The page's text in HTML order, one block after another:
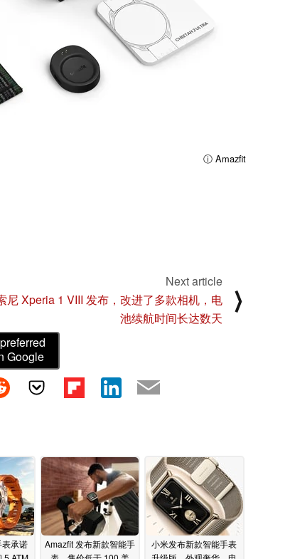
ⓘ Amazfit
Next article
尼 Xperia 1 VIII 发布，改进了多款相机，电
池续航时间长达数天
⟩
Google
承诺
Amazfit 发布新款智能手
小米发布新款智能手表